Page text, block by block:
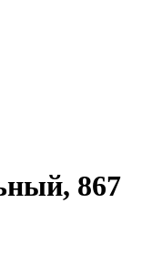
867